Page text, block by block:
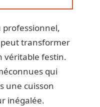
professionnel,
transformer
véritable festin.
qui
une cuisson
inégalée.